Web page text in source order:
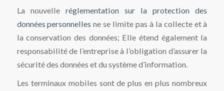
La nouvelle réglementation sur la protection des
données personnelles ne se limite pas à la collecte et à
la conservation des données; Elle étend également la
responsabilité de l’entreprise à l’obligation d’assurer la
sécurité des données et du système d’information.
Les terminaux mobiles sont de plus en plus nombreux